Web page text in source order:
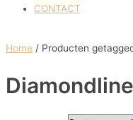
CONTACT
Home / Producten